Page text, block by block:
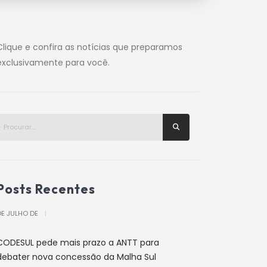
e confira as notícias que preparamos
para você.
Recentes
JULHO DE |
pede mais prazo a ANTT para
nova concessão da Malha Sul